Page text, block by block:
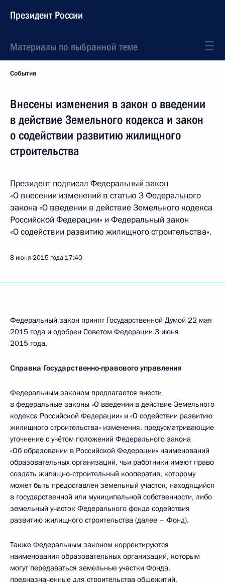
Президент России
Материалы по выбранной теме
События
Внесены изменения в закон о введении
в действие Земельного кодекса и закон
о содействии развитию жилищного
строительства
Президент подписал Федеральный закон
«О внесении изменений в статью 3 Федерального
закона «О введении в действие Земельного кодекса
Российской Федерации» и Федеральный закон
«О содействии развитию жилищного строительства».
8 июня 2015 года 17:40
Федеральный закон принят Государственной Думой 22 мая
2015 года и одобрен Советом Федерации 3 июня
2015 года.
Справка Государственно-правового управления
Федеральным законом предлагается внести
в федеральные законы «О введении в действие Земельного
кодекса Российской Федерации» и «О содействии развитию
жилищного строительства» изменения, предусматривающие
уточнение с учётом положений Федерального закона
«Об образовании в Российской Федерации» наименований
образовательных организаций, чьи работники имеют право
создать жилищно-строительный кооператив, которому
может быть предоставлен земельный участок, находящийся
в государственной или муниципальной собственности, либо
земельный участок Федерального фонда содействия
развитию жилищного строительства (далее – Фонд).
Также Федеральным законом корректируются
наименования образовательных организаций, которым
могут передаваться земельные участки Фонда,
предназначенные для строительства общежитий,